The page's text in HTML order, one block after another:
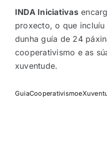
INDA Iniciativas
proxecto, o que
dunha guía de 24
cooperativismo e as
xuventude.